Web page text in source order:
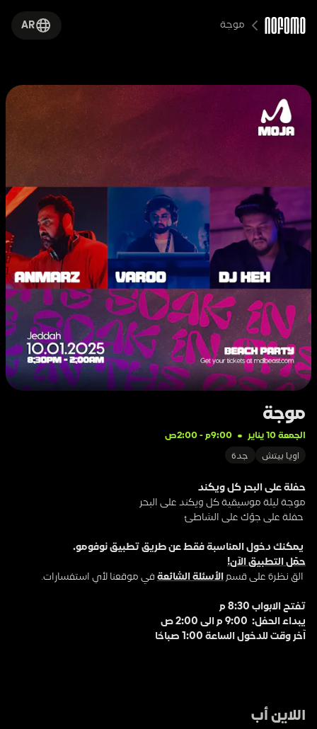
موجة AR
موجة
الجمعة 10 يناير 9:00م - 2:00ص
اويا بيتش جدة
حفلة على البحر كل ويكند
موجة ليلة موسيقية كل ويكند على البحر
حفلة على جوّك على الشاطئ
يمكنك دخول المناسبة فقط عن طريق تطبيق نوفومو.
حمّل التطبيق الآن!
القِ نظرة على قسم الأسئلة الشائعة في موقعنا لأي استفسارات.
تفتح الابواب 8:30 م
يبداء الحفل:  9:00 م الى 2:00 ص
آخر وقت للدخول الساعة 1:00 صباحًا
اللاين أب